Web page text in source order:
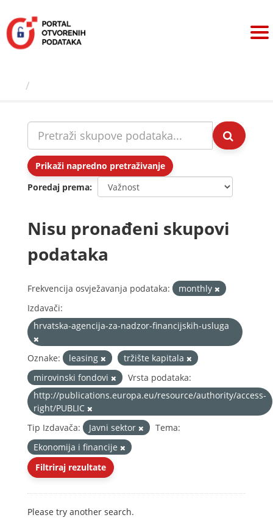
sadržaj
Prikaži napredno pretraživanje
Poredaj prema
Nisu pronađeni skupovi
podataka
Frekvencija osvježavanja podataka:
monthly
Izdavači:
hrvatska-agencija-za-nadzor-financijskih-usluga
Oznake: leasing
tržište kapitala
mirovinski fondovi
Vrsta podataka:
http://publications.europa.eu/resource/authority/access-
right/PUBLIC
Tip Izdavača:
Javni sektor
Tema:
Ekonomija i financije
Filtriraj rezultate
Please try another search.